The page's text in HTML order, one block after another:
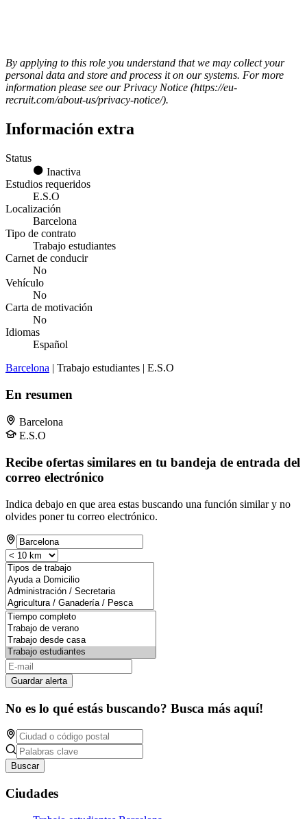
By applying to this role you understand that we may collect your
personal data and store and process it on our systems. For more
information please see our Privacy Notice (https://eu-
recruit.com/about-us/privacy-notice/).
Información extra
Status
Inactiva
Estudios requeridos
E.S.O
Localización
Barcelona
Tipo de contrato
Trabajo estudiantes
Carnet de conducir
No
Vehículo
No
Carta de motivación
No
Idiomas
Español
Barcelona | Trabajo estudiantes | E.S.O
En resumen
Barcelona
E.S.O
Recibe ofertas similares en tu bandeja de entrada del
correo electrónico
Indica debajo en que area estas buscando una función similar y no
olvides poner tu correo electrónico.
Guardar alerta
No es lo qué estás buscando? Busca más aquí!
Buscar
Ciudades